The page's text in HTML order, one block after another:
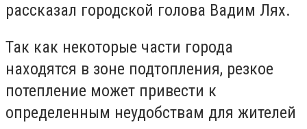
рассказал городской голова Вадим Лях.
Так как некоторые части города
находятся в зоне подтопления, резкое
потепление может привести к
определенным неудобствам для жителей